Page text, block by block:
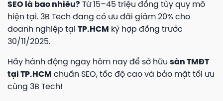
SEO là bao nhiêu? Từ 15–45 triệu đồng tùy quy mô
hiện tại. 3B Tech đang có ưu đãi giảm 20% cho
doanh nghiệp tại TP.HCM ký hợp đồng trước
30/11/2025.
Hãy hành động ngay hôm nay để sở hữu sàn TMĐT
tại TP.HCM chuẩn SEO, tốc độ cao và bảo mật tối ưu
cùng 3B Tech!